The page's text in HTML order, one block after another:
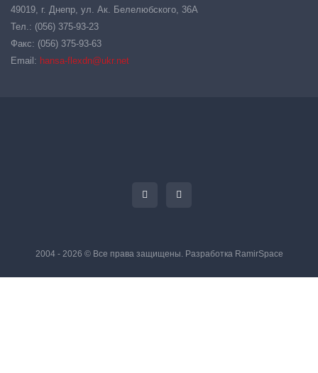
49019, г. Днепр, ул. Ак. Белелюбского, 36А
Тел.: (056) 375-93-23
Факс: (056) 375-93-63
Email: hansa-flexdn@ukr.net
2004 - 2026 © Все права защищены. Разработка RamirSpace